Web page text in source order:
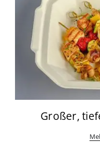
Großer,